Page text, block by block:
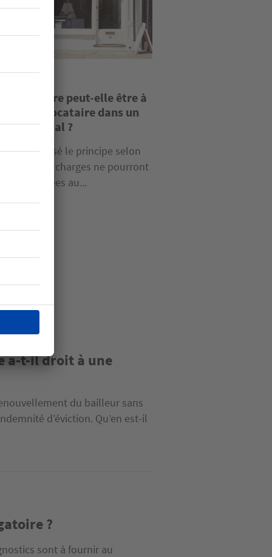
foncière peut-elle être à
du locataire dans un
?
Pinel a posé le principe selon
certaines charges ne pourront
imputées au...
a-t-il droit à une
du bailleur sans
d’éviction. Qu’en est-il
?
sont à fournir au